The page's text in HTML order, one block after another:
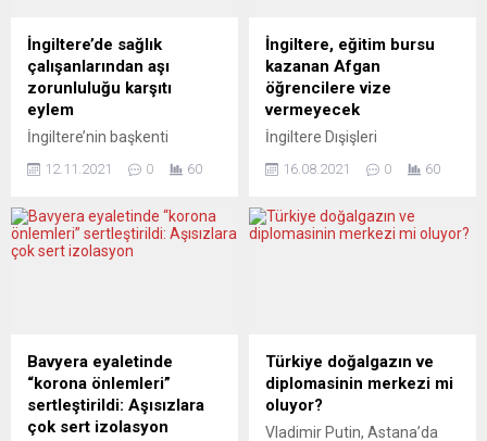
aşısı yapılması görüşünü
resmi olarak gerekli
mercilere ilettiği belirtildi. Bu
dozun...
Salgında vaka sayılarındaki
düşüşün devam ettiği
ülkede, sosyal hayatta
normale dönüşe yönelik
adımlar devam ediliyor.
Bakanlar Kurulu’nun aldığı
ve resmi gazetede de
İngiltere’de sağlık
çalışanlarından aşı
zorunluluğu karşıtı
eylem
İngiltere’nin başkenti
sağlık çalışanları, yeni tip
zorunluluğu kararını
protesto etti. Parlamento
göstericiler, işlerini
kaybeden çalışanları
temsilen meydana çok
sayıda tahta çubuk bıraktı.
12.11.2021 0 60
İngiltere, eğitim bursu
kazanan Afgan
öğrencilere vize
vermeyecek
İngiltere Dışişleri
ve dünya genelinde birçok
üniversitelerinde burslu
yüksek lisans yapma fırsatı
bildirildi. İngiltere’nin Kabil
Büyükelçiliğinin,
Afganistan’daki durum
nedeniyle, gelecek
16.08.2021 0 60
Bavyera eyaletinde
“korona önlemleri”
sertleştirildi: Aşısızlara
çok sert izolasyon
Türkiye doğalgazın ve
diplomasinin merkezi mi
oluyor?
Vladimir Putin, Astana’da